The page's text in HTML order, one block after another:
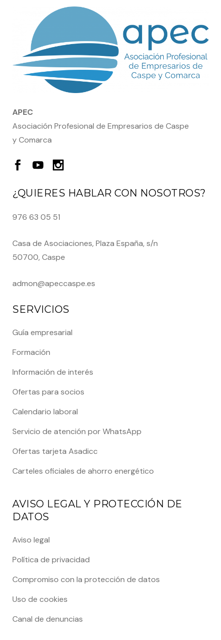
APEC
Asociación Profesional de Empresarios de Caspe
y Comarca
¿QUIERES HABLAR CON NOSOTROS?
976 63 05 51
Casa de Asociaciones, Plaza España, s/n
50700, Caspe
admon@apeccaspe.es
SERVICIOS
Guía empresarial
Formación
Información de interés
Ofertas para socios
Calendario laboral
Servicio de atención por WhatsApp
Ofertas tarjeta Asadicc
Carteles oficiales de ahorro energético
AVISO LEGAL Y PROTECCIÓN DE
DATOS
Aviso legal
Política de privacidad
Compromiso con la protección de datos
Uso de cookies
Canal de denuncias